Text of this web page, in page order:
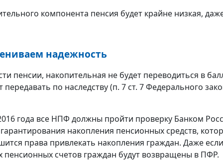
компонента пенсия будет крайне низкая,
надежность
пенсии, накопительная не будет переводиться в
по наследству (п. 7 ст. 7 Федерального
года все НПФ должны пройти проверку Банком
накопления пенсионных средств,
права привлекать накопления граждан. Даже
пенсионных счетов граждан будут возвращены в ПФР.